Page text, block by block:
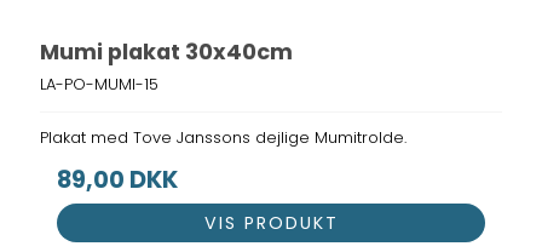
Mumi plakat 30x40cm
LA-PO-MUMI-15
Plakat med Tove Janssons dejlige Mumitrolde.
89,00 DKK
VIS PRODUKT